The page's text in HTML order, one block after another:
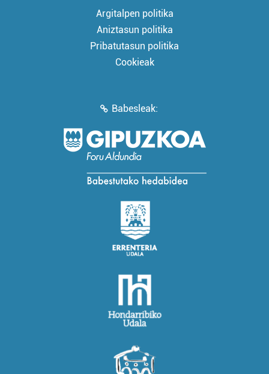
Argitalpen politika
Aniztasun politika
Pribatutasun politika
Cookieak
Babesleak: